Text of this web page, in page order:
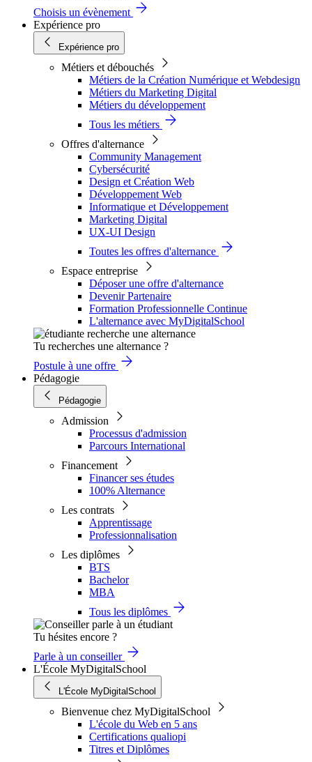
Choisis un évènement
Expérience pro
Expérience pro
Métiers et débouchés
Métiers de la Création Numérique et Webdesign
Métiers du Marketing Digital
Métiers du développement
Tous les métiers
Offres d'alternance
Community Management
Cybersécurité
Design et Création Web
Développement Web
Informatique et Développement
Marketing Digital
UX-UI Design
Toutes les offres d'alternance
Espace entreprise
Déposer une offre d'alternance
Devenir Partenaire
Formation Professionnelle Continue
L'alternance avec MyDigitalSchool
Tu recherches une alternance ?
Postule à une offre
Pédagogie
Pédagogie
Admission
Processus d'admission
Parcours International
Financement
Financer ses études
100% Alternance
Les contrats
Apprentissage
Professionnalisation
Les diplômes
BTS
Bachelor
MBA
Tous les diplômes
Tu hésites encore ?
Parle à un conseiller
L'École MyDigitalSchool
L'École MyDigitalSchool
Bienvenue chez MyDigitalSchool
L'école du Web en 5 ans
Certifications qualiopi
Titres et Diplômes